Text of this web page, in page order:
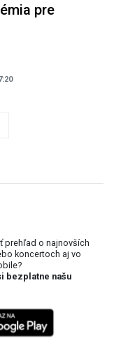
pre
prehľad o najnovších
koncertoch aj vo
bezplatne našu